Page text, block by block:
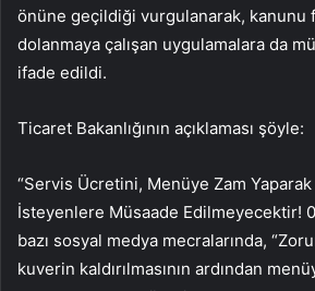
önüne geçildiği vurgulanarak, kanunu
dolanmaya çalışan uygulamalara da
ifade edildi.
Ticaret Bakanlığının açıklaması şöyle:
“Servis Ücretini, Menüye Zam
İsteyenlere Müsaade Edilmeyecektir!
bazı sosyal medya mecralarında,
kuverin kaldırılmasının ardından